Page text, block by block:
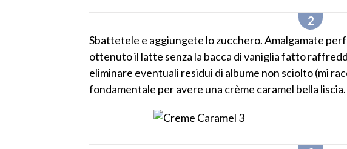
Sbattetele e aggiungete lo zucchero. Amalgamate
ottenuto il latte senza la bacca di vaniglia fatto
eliminare eventuali residui di albume non sciolto (mi
fondamentale per avere una crème caramel bella liscia.